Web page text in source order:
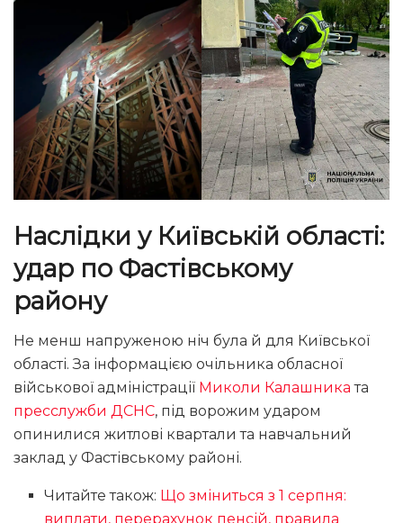
Наслідки у Київській області:
удар по Фастівському
району
Не менш напруженою ніч була й для Київської
області. За інформацією очільника обласної
військової адміністрації Миколи Калашника та
пресслужби ДСНС, під ворожим ударом
опинилися житлові квартали та навчальний
заклад у Фастівському районі.
Читайте також: Що зміниться з 1 серпня:
виплати, перерахунок пенсій, правила